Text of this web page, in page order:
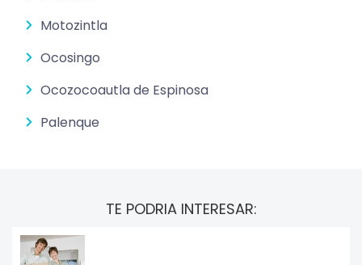
Motozintla
Ocosingo
Ocozocoautla de Espinosa
Palenque
TE PODRIA INTERESAR: